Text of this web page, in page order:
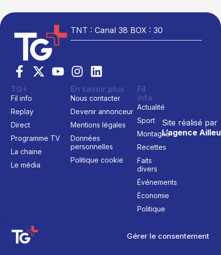
Gérer le consentement
TNT : Canal 38 BOX : 30
Site réalisé par
L’agence
TG+
Fil info
Replay
Direct
Programme TV
La chaine
Le média
En savoir plus
Nous contacter
Devenir annonceur
Mentions légales
Données
personnelles
Politique cookie
Fil
info
Actualité
Sport
Montagne
Recettes
Faits
divers
Événements
Économie
Politique